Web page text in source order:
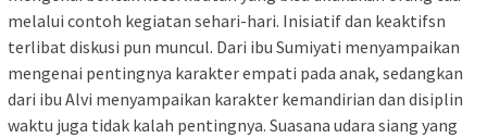
melalui contoh kegiatan sehari-hari. Inisiatif dan keaktifsn
terlibat diskusi pun muncul. Dari ibu Sumiyati menyampaikan
mengenai pentingnya karakter empati pada anak, sedangkan
dari ibu Alvi menyampaikan karakter kemandirian dan disiplin
waktu juga tidak kalah pentingnya. Suasana udara siang yang